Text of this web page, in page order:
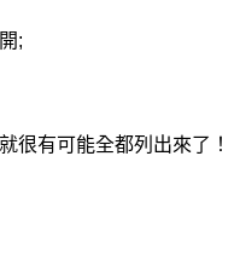
;
很有可能全都列出來了！